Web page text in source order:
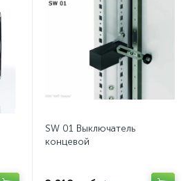
SW 01 Выключатель
концевой